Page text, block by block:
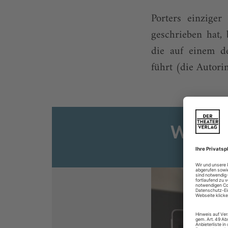
Porters
geschrieben
die auf einem
führt (die
Sie